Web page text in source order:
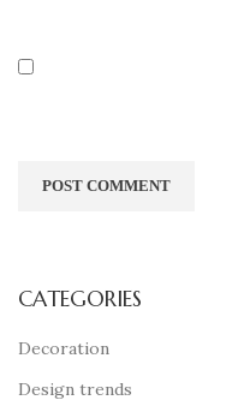
CATEGORIES
Decoration
Design trends